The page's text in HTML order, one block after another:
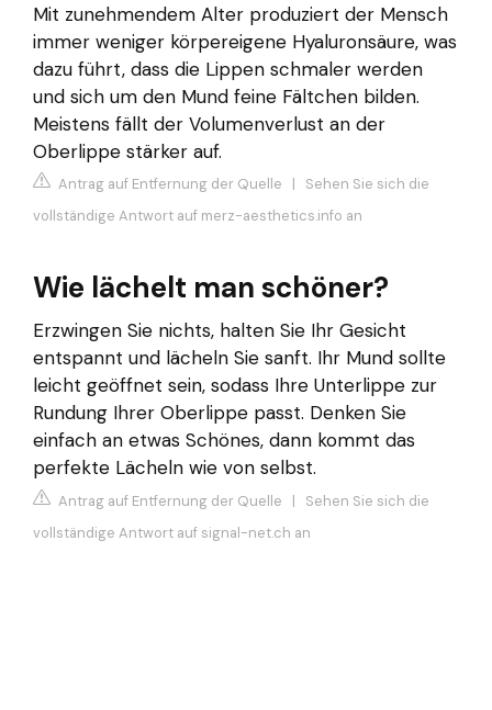
Mit zunehmendem Alter produziert der Mensch
immer weniger körpereigene Hyaluronsäure, was
dazu führt, dass die Lippen schmaler werden
und sich um den Mund feine Fältchen bilden.
Meistens fällt der Volumenverlust an der
Oberlippe stärker auf.
Antrag auf Entfernung der Quelle | Sehen Sie sich die
vollständige Antwort auf merz-aesthetics.info an
Wie lächelt man schöner?
Erzwingen Sie nichts, halten Sie Ihr Gesicht
entspannt und lächeln Sie sanft. Ihr Mund sollte
leicht geöffnet sein, sodass Ihre Unterlippe zur
Rundung Ihrer Oberlippe passt. Denken Sie
einfach an etwas Schönes, dann kommt das
perfekte Lächeln wie von selbst.
Antrag auf Entfernung der Quelle | Sehen Sie sich die
vollständige Antwort auf signal-net.ch an